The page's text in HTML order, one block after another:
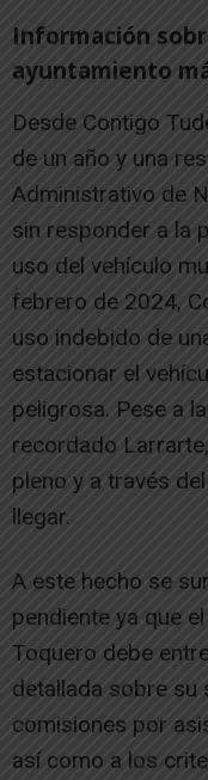
Información
ayuntamiento
Desde Contigo
de un año y una
Administrativo de
sin responder a la
uso del vehículo
febrero de 2024,
uso indebido de
estacionar el
peligrosa. Pese a
recordado
pleno y a través
llegar.
A este hecho se
pendiente ya que
Toquero debe
detallada sobre su
comisiones por
así como a los